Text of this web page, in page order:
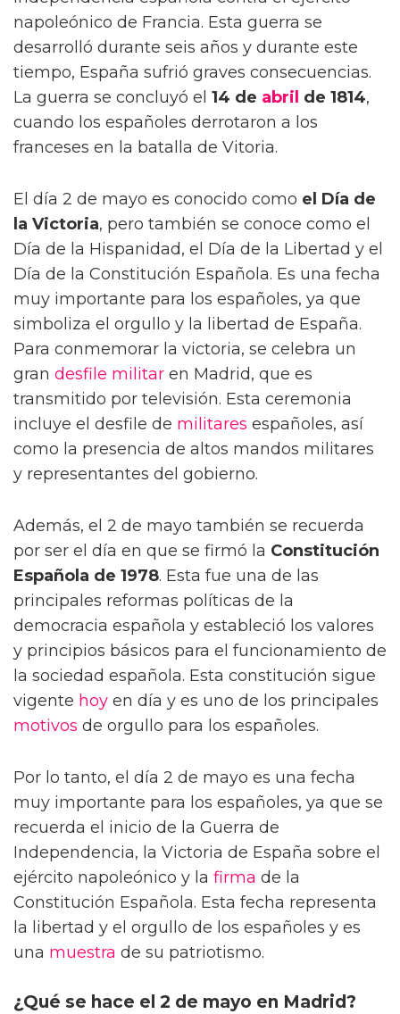
napoleónico de Francia. Esta guerra se
desarrolló durante seis años y durante este
tiempo, España sufrió graves consecuencias.
La guerra se concluyó el 14 de abril de 1814,
cuando los españoles derrotaron a los
franceses en la batalla de Vitoria.
El día 2 de mayo es conocido como el Día de
la Victoria, pero también se conoce como el
Día de la Hispanidad, el Día de la Libertad y el
Día de la Constitución Española. Es una fecha
muy importante para los españoles, ya que
simboliza el orgullo y la libertad de España.
Para conmemorar la victoria, se celebra un
gran desfile militar en Madrid, que es
transmitido por televisión. Esta ceremonia
incluye el desfile de militares españoles, así
como la presencia de altos mandos militares
y representantes del gobierno.
Además, el 2 de mayo también se recuerda
por ser el día en que se firmó la Constitución
Española de 1978. Esta fue una de las
principales reformas políticas de la
democracia española y estableció los valores
y principios básicos para el funcionamiento de
la sociedad española. Esta constitución sigue
vigente hoy en día y es uno de los principales
motivos de orgullo para los españoles.
Por lo tanto, el día 2 de mayo es una fecha
muy importante para los españoles, ya que se
recuerda el inicio de la Guerra de
Independencia, la Victoria de España sobre el
ejército napoleónico y la firma de la
Constitución Española. Esta fecha representa
la libertad y el orgullo de los españoles y es
una muestra de su patriotismo.
¿Qué se hace el 2 de mayo en Madrid?